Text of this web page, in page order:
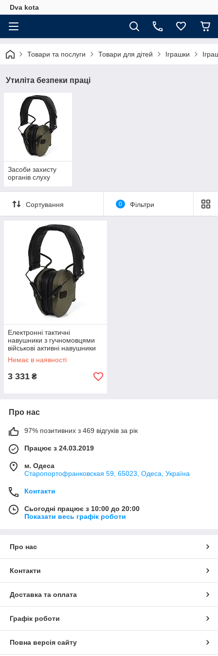
Dva kota
Товари та послуги Товари для дітей Іграшки
Утиліта безпеки праці
Засоби захисту
органів слуху
Сортування 0 Фільтри
Електроннi тактичні
навушники з гучномовцями
вiйськовi активнi навушники
для стрільби
Немає в наявності
3 331 ₴
Про нас
97% позитивних з 469 відгуків за рік
Працює з 24.03.2019
м. Одеса
Старопортофранковская 59, 65023, Одеса, Україна
Контакти
Сьогодні працює з 10:00 до 20:00
Показати весь графік роботи
Про нас
Контакти
Доставка та оплата
Графік роботи
Повна версія сайту